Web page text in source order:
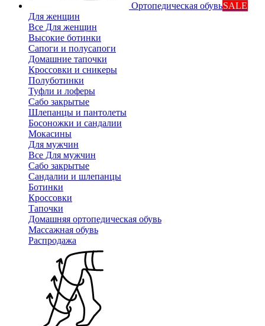
Ортопедическая обувьSALE
Для женщин
Все Для женщин
Высокие ботинки
Сапоги и полусапоги
Домашние тапочки
Кроссовки и сникеры
Полуботинки
Туфли и лоферы
Сабо закрытые
Шлепанцы и пантолеты
Босоножки и сандалии
Мокасины
Для мужчин
Все Для мужчин
Сабо закрытые
Сандалии и шлепанцы
Ботинки
Кроссовки
Тапочки
Домашняя ортопедическая обувь
Массажная обувь
Распродажа